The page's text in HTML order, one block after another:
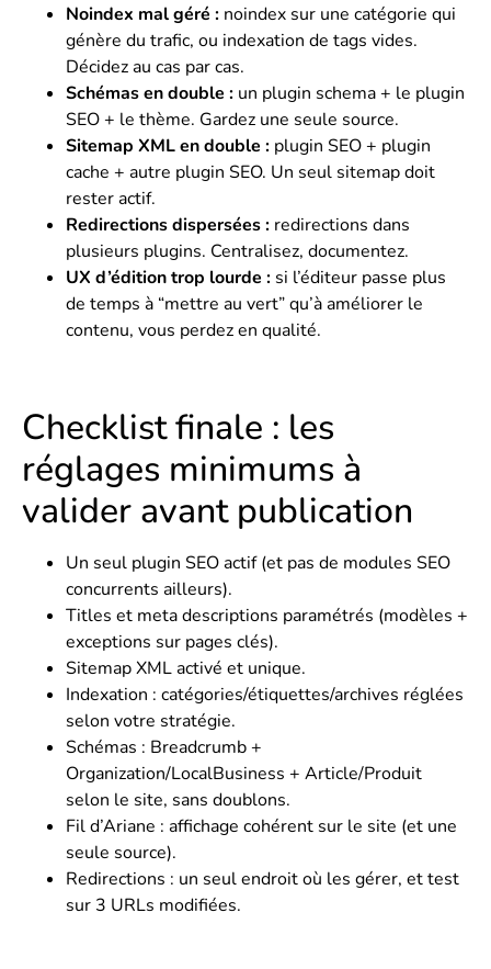
Noindex mal géré : noindex sur une catégorie qui
génère du trafic, ou indexation de tags vides.
Décidez au cas par cas.
Schémas en double : un plugin schema + le plugin
SEO + le thème. Gardez une seule source.
Sitemap XML en double : plugin SEO + plugin
cache + autre plugin SEO. Un seul sitemap doit
rester actif.
Redirections dispersées : redirections dans
plusieurs plugins. Centralisez, documentez.
UX d’édition trop lourde : si l’éditeur passe plus
de temps à “mettre au vert” qu’à améliorer le
contenu, vous perdez en qualité.
Checklist finale : les
réglages minimums à
valider avant publication
Un seul plugin SEO actif (et pas de modules SEO
concurrents ailleurs).
Titles et meta descriptions paramétrés (modèles +
exceptions sur pages clés).
Sitemap XML activé et unique.
Indexation : catégories/étiquettes/archives réglées
selon votre stratégie.
Schémas : Breadcrumb +
Organization/LocalBusiness + Article/Produit
selon le site, sans doublons.
Fil d’Ariane : affichage cohérent sur le site (et une
seule source).
Redirections : un seul endroit où les gérer, et test
sur 3 URLs modifiées.